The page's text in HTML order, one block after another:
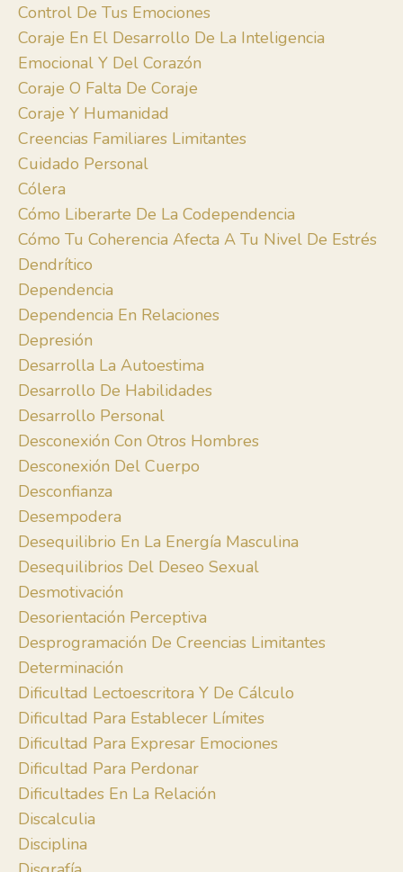
Control De Tus Emociones
Coraje En El Desarrollo De La Inteligencia
Emocional Y Del Corazón
Coraje O Falta De Coraje
Coraje Y Humanidad
Creencias Familiares Limitantes
Cuidado Personal
Cólera
Cómo Liberarte De La Codependencia
Cómo Tu Coherencia Afecta A Tu Nivel De Estrés
Dendrítico
Dependencia
Dependencia En Relaciones
Depresión
Desarrolla La Autoestima
Desarrollo De Habilidades
Desarrollo Personal
Desconexión Con Otros Hombres
Desconexión Del Cuerpo
Desconfianza
Desempodera
Desequilibrio En La Energía Masculina
Desequilibrios Del Deseo Sexual
Desmotivación
Desorientación Perceptiva
Desprogramación De Creencias Limitantes
Determinación
Dificultad Lectoescritora Y De Cálculo
Dificultad Para Establecer Límites
Dificultad Para Expresar Emociones
Dificultad Para Perdonar
Dificultades En La Relación
Discalculia
Disciplina